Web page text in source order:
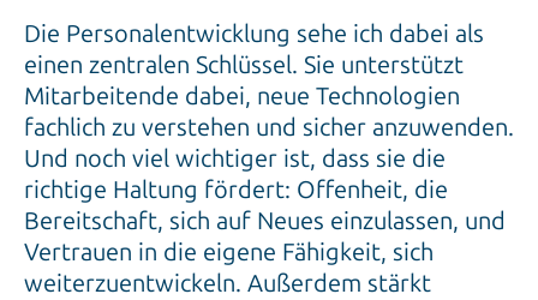
Die Personalentwicklung sehe ich dabei als
einen zentralen Schlüssel. Sie unterstützt
Mitarbeitende dabei, neue Technologien
fachlich zu verstehen und sicher anzuwenden.
Und noch viel wichtiger ist, dass sie die
richtige Haltung fördert: Offenheit, die
Bereitschaft, sich auf Neues einzulassen, und
Vertrauen in die eigene Fähigkeit, sich
weiterzuentwickeln. Außerdem stärkt